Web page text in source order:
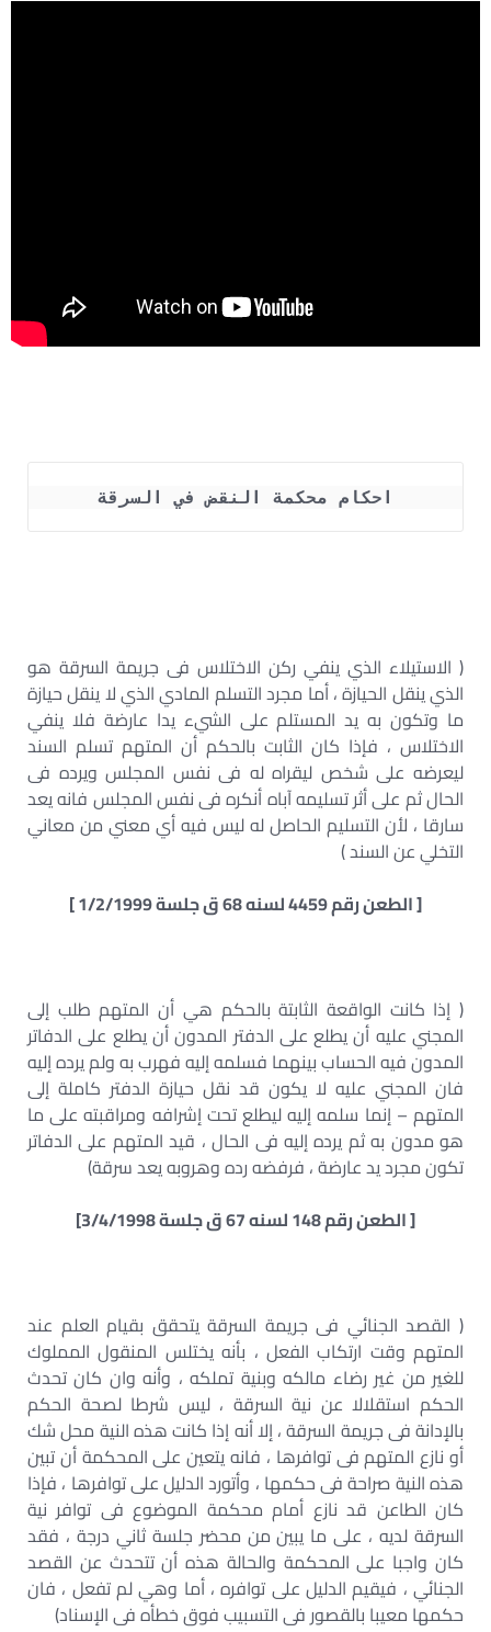
احكام محكمة النقض في السرقة
( الاستيلاء الذي ينفي ركن الاختلاس فى جريمة السرقة هو
الذي ينقل الحيازة ، أما مجرد التسلم المادي الذي لا ينقل حيازة
ما وتكون به يد المستلم على الشيء يدا عارضة فلا ينفي
الاختلاس ، فإذا كان الثابت بالحكم أن المتهم تسلم السند
ليعرضه على شخص ليقراه له فى نفس المجلس ويرده فى
الحال ثم على أثر تسليمه آباه أنكره فى نفس المجلس فانه يعد
سارقا ، لأن التسليم الحاصل له ليس فيه أي معني من معاني
التخلي عن السند )
[ الطعن رقم 4459 لسنه 68 ق جلسة 1/2/1999 ]
( إذا كانت الواقعة الثابتة بالحكم هي أن المتهم طلب إلى
المجني عليه أن يطلع على الدفتر المدون أن يطلع على الدفاتر
المدون فيه الحساب بينهما فسلمه إليه فهرب به ولم يرده إليه
فان المجني عليه لا يكون قد نقل حيازة الدفتر كاملة إلى
المتهم – إنما سلمه إليه ليطلع تحت إشرافه ومراقبته على ما
هو مدون به ثم يرده إليه فى الحال ، قيد المتهم على الدفاتر
تكون مجرد يد عارضة ، فرفضه رده وهروبه يعد سرقة)
[ الطعن رقم 148 لسنه 67 ق جلسة 3/4/1998]
( القصد الجنائي فى جريمة السرقة يتحقق بقيام العلم عند
المتهم وقت ارتكاب الفعل ، بأنه يختلس المنقول المملوك
للغير من غير رضاء مالكه وبنية تملكه ، وأنه وان كان تحدث
الحكم استقلالا عن نية السرقة ، ليس شرطا لصحة الحكم
بالإدانة فى جريمة السرقة ، إلا أنه إذا كانت هذه النية محل شك
أو نازع المتهم فى توافرها ، فانه يتعين على المحكمة أن تبين
هذه النية صراحة فى حكمها ، وأتورد الدليل على توافرها ، فإذا
كان الطاعن قد نازع أمام محكمة الموضوع فى توافر نية
السرقة لديه ، على ما يبين من محضر جلسة ثاني درجة ، فقد
كان واجبا على المحكمة والحالة هذه أن تتحدث عن القصد
الجنائي ، فيقيم الدليل على توافره ، أما وهي لم تفعل ، فان
حكمها معيبا بالقصور فى التسبيب فوق خطأه فى الإسناد)